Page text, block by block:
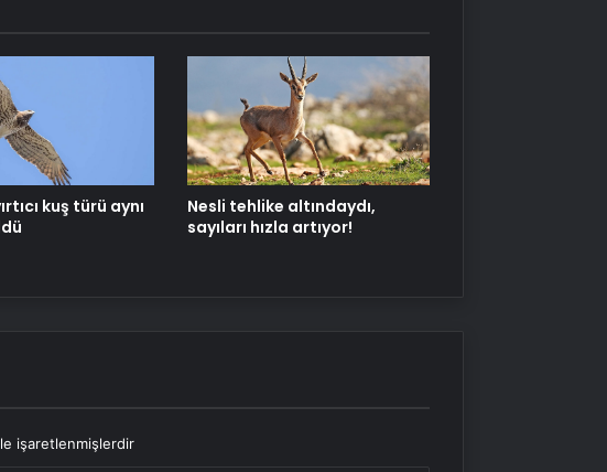
kuş türü aynı
Nesli tehlike altındaydı,
sayıları hızla artıyor!
işaretlenmişlerdir